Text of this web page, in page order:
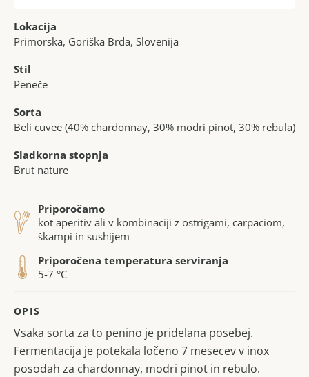
Lokacija
Primorska, Goriška Brda, Slovenija
Stil
Peneče
Sorta
Beli cuvee (40% chardonnay, 30% modri pinot, 30% rebula)
Sladkorna stopnja
Brut nature
Priporočamo
kot aperitiv ali v kombinaciji z ostrigami, carpaciom,
škampi in sushijem
Priporočena temperatura serviranja
5-7 °C
OPIS
Vsaka sorta za to penino je pridelana posebej.
Fermentacija je potekala ločeno 7 mesecev v inox
posodah za chardonnay, modri pinot in rebulo.